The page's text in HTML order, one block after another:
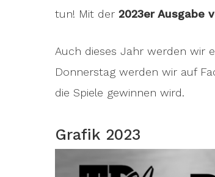
tun! Mit der 2023er Ausgabe
Auch dieses Jahr werden wir
Donnerstag werden wir auf
die Spiele gewinnen wird.
Grafik 2023